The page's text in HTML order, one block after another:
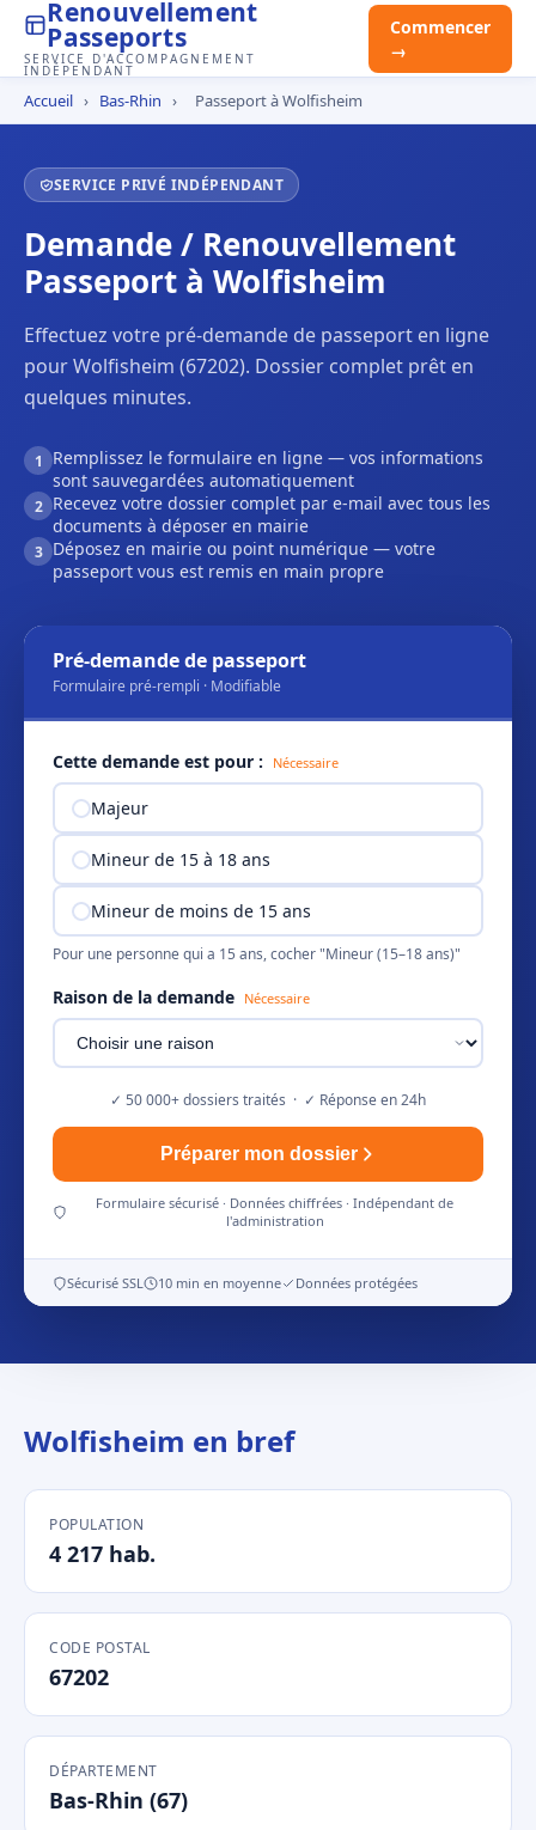
Renouvellement
Passeports
SERVICE D'ACCOMPAGNEMENT
INDÉPENDANT
Commencer
→
Accueil › Bas-Rhin › Passeport à Wolfisheim
SERVICE PRIVÉ INDÉPENDANT
Demande / Renouvellement
Passeport à Wolfisheim
Effectuez votre pré-demande de passeport en ligne
pour Wolfisheim (67202). Dossier complet prêt en
quelques minutes.
1
Remplissez le formulaire en ligne — vos informations
sont sauvegardées automatiquement
2 Recevez votre dossier complet par e-mail avec tous les
documents à déposer en mairie
3 Déposez en mairie ou point numérique — votre
passeport vous est remis en main propre
Pré-demande de passeport
Formulaire pré-rempli · Modifiable
Cette demande est pour : Nécessaire
Majeur
Mineur de 15 à 18 ans
Mineur de moins de 15 ans
Pour une personne qui a 15 ans, cocher "Mineur (15–18 ans)"
Raison de la demande Nécessaire
✓ 50 000+ dossiers traités · ✓ Réponse en 24h
Préparer mon dossier
Formulaire sécurisé · Données chiffrées · Indépendant de
l'administration
Sécurisé SSL 10 min en moyenne Données protégées
Wolfisheim en bref
POPULATION
4 217 hab.
CODE POSTAL
67202
DÉPARTEMENT
Bas-Rhin (67)